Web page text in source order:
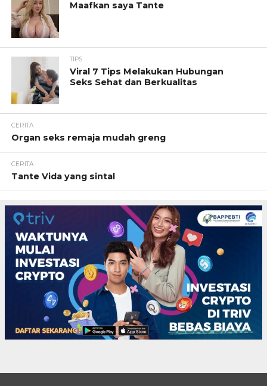
Maafkan saya Tante
TIPS
Viral 7 Tips Melakukan Hubungan
Seks Sehat dan Berkualitas
CERITA
Organ seks remaja mudah greng
CERITA
Tante Vida yang sintal